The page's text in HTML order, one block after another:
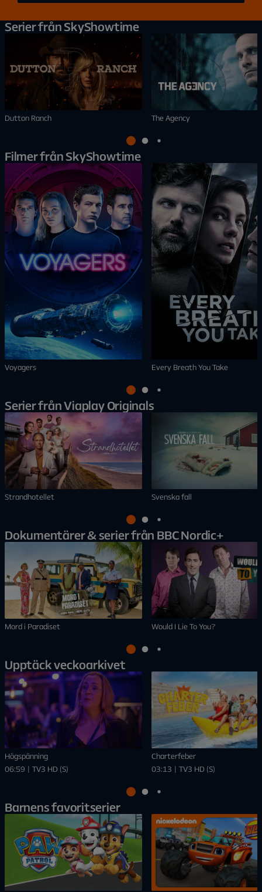
Serier från SkyShowtime
Dutton Ranch The Agency
Filmer från SkyShowtime
Voyagers Every Breath You Take
Serier från Viaplay Originals
Strandhotellet Svenska fall
Dokumentärer & serier från BBC Nordic+
Mord i Paradiset Would I Lie To You?
Upptäck veckoarkivet
Högspänning
06:59 | TV3 HD (S)
Charterfeber
03:13 | TV3 HD (S)
Barnens favoritserier